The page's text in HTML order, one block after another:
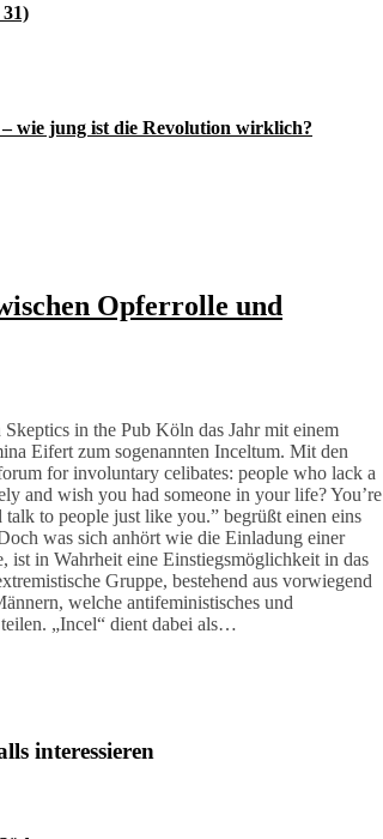
wie jung ist die Revolution wirklich?
Opferrolle und
in the Pub Köln das Jahr mit einem
Eifert zum sogenannten Inceltum. Mit den
for involuntary celibates: people who lack a
and wish you had someone in your life? You’re
to people just like you.” begrüßt einen eins
was sich anhört wie die Einladung einer
ist in Wahrheit eine Einstiegsmöglichkeit in das
Gruppe, bestehend aus vorwiegend
welche antifeministisches und
„Incel“ dient dabei als…
interessieren